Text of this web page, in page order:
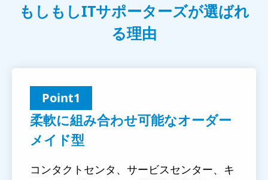
もしもしITサポーターズが選ばれ
る理由
Point1
柔軟に組み合わせ可能なオーダー
メイド型
コンタクトセンタ、サービスセンター、キ